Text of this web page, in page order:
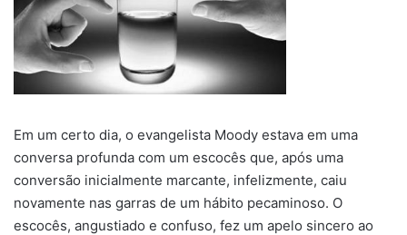
Em um certo dia, o evangelista Moody estava em uma
conversa profunda com um escocês que, após uma
conversão inicialmente marcante, infelizmente, caiu
novamente nas garras de um hábito pecaminoso. O
escocês, angustiado e confuso, fez um apelo sincero ao